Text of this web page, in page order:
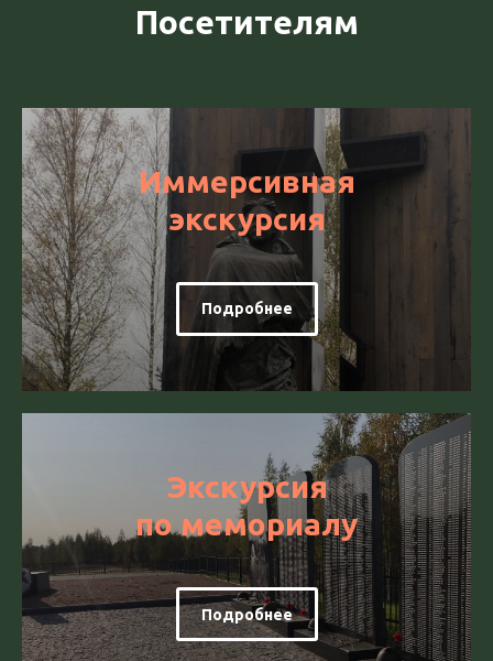
Посетителям
Иммерсивная
экскурсия
Подробнее
Экскурсия
по мемориалу
Подробнее